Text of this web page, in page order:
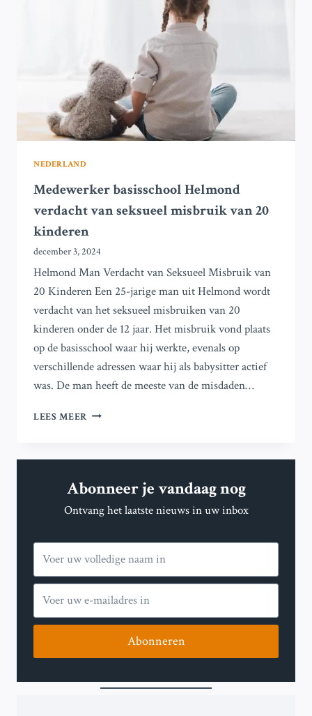
KINDEREN
NEDERLAND
Medewerker basisschool Helmond
verdacht van seksueel misbruik van 20
kinderen
december 3, 2024
Helmond Man Verdacht van Seksueel Misbruik van
20 Kinderen Een 25-jarige man uit Helmond wordt
verdacht van het seksueel misbruiken van 20
kinderen onder de 12 jaar. Het misbruik vond plaats
op de basisschool waar hij werkte, evenals op
verschillende adressen waar hij als babysitter actief
was. De man heeft de meeste van de misdaden…
LEES MEER MEDEWERKER
VERDACHT
SEKSUEEL
VAN
KINDEREN
Abonneer je vandaag nog
Ontvang het laatste nieuws in uw inbox
Abonneren